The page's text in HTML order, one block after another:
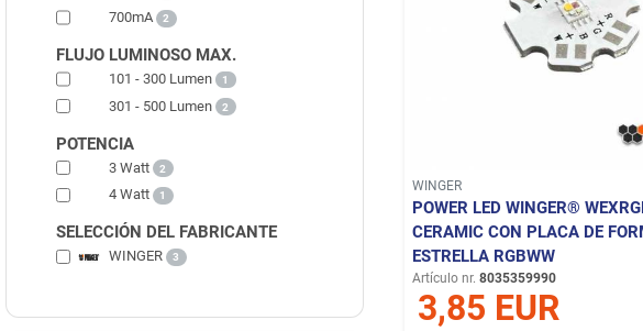
WINGER
POWER LED WINGER®
CERAMIC CON PLACA DE
ESTRELLA RGBWW
Artículo nr. 8035359990
3,85 EUR
700mA 2
FLUJO LUMINOSO MAX.
101 - 300 Lumen 1
301 - 500 Lumen 2
POTENCIA
3 Watt 2
4 Watt 1
SELECCIÓN DEL FABRICANTE
WINGER 3